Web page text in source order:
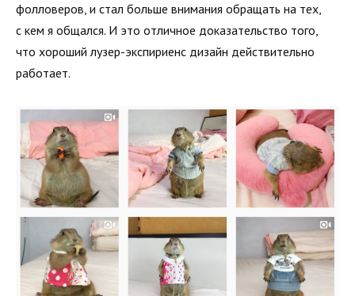
фолловеров, и стал больше внимания обращать на тех,
с кем я общался. И это отличное доказательство того,
что хороший лузер-экспириенс дизайн действительно
работает.